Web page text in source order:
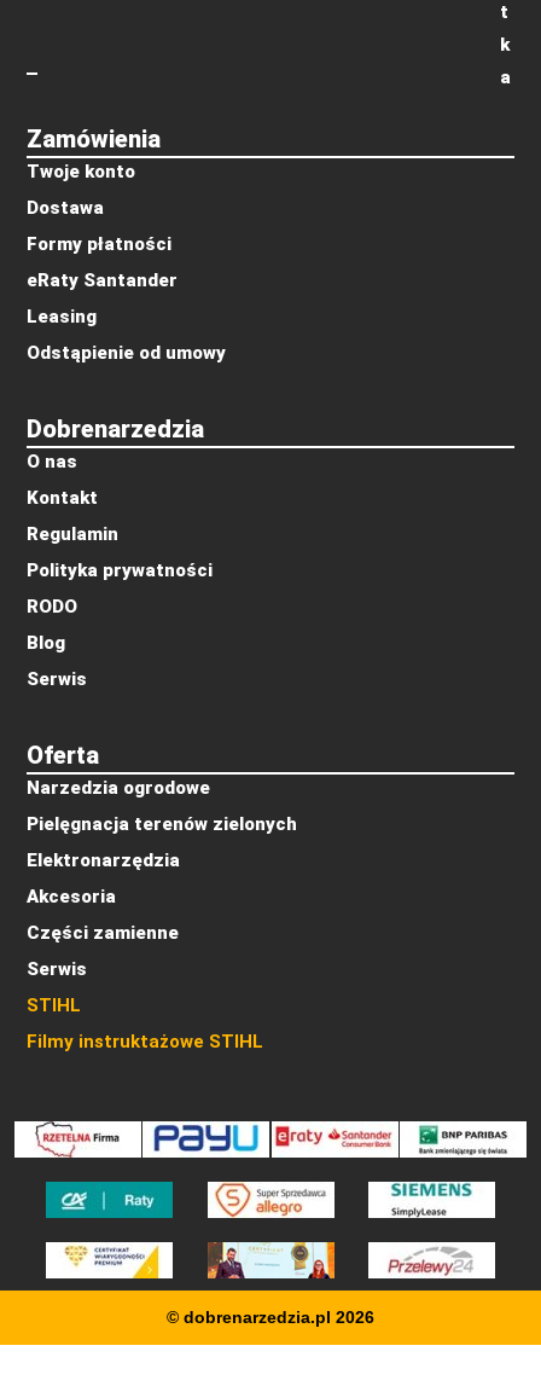
Oferta
Narzedzia ogrodowe
Pielęgnacja terenów zielonych
Elektronarzędzia
Akcesoria
Części zamienne
Serwis
STIHL
Filmy instruktażowe STIHL
Dobrenarzedzia
O nas
Kontakt
Regulamin
Polityka prywatności
RODO
Blog
Serwis
Zamówienia
Twoje konto
Dostawa
Formy płatności
eRaty Santander
Leasing
Odstąpienie od umowy
t
k
a
© dobrenarzedzia.pl 2026